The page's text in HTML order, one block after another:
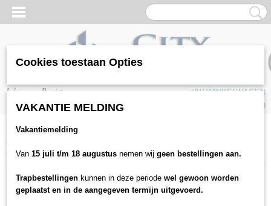
Inloggen Registreren
UW WINKELWAGEN
(0)
Home
Riva naturelle eik
Cookies toestaan Opties
VAKANTIE MELDING
Vakantiemelding
Van 15 juli t/m 18 augustus nemen wij geen bestellingen aan.
Trapbestellingen kunnen in deze periode wel gewoon worden
geplaatst en in de aangegeven termijn uitgevoerd.